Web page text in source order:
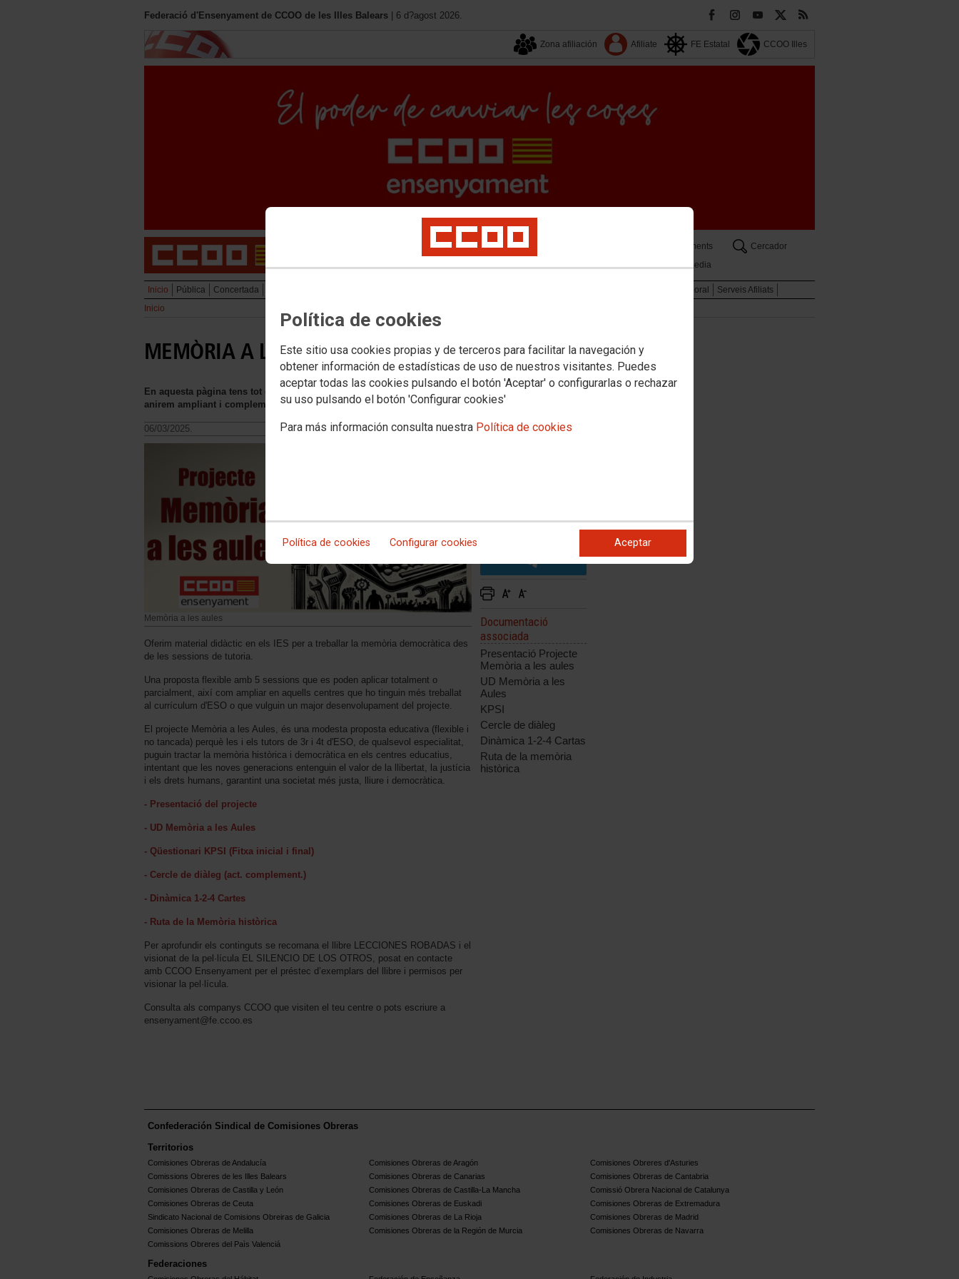
Política de cookies
Este sitio usa cookies propias y de terceros para facilitar la navegación y
obtener información de estadísticas de uso de nuestros visitantes. Puedes
aceptar todas las cookies pulsando el botón 'Aceptar' o configurarlas o rechazar
su uso pulsando el botón 'Configurar cookies'
Para más información consulta nuestra Política de cookies
Política de cookies Configurar cookies Aceptar
Federació d'Ensenyament de CCOO de les Illes Balears | 6 d?agost 2026.
Zona afiliación Afiliate FE Estatal CCOO Illes
Adreces Documents
Cercador
Multimedia
Inicio Pública Concertada Salut Laboral
Serveis Afiliats
Inicio
MEMÒRIA A LES AULES
En aquesta pàgina tens tot el material per la Unitat Didàctica Memoria a les Aules
, material que
anirem ampliant i complementant
06/03/2025.
Memòria a les aules
Oferim material didàctic en els IES per a treballar la memòria democràtica des
de les sessions de tutoria.
Una proposta flexible amb 5 sessions que es poden aplicar totalment o
parcialment, així com ampliar en aquells centres que ho tinguin més treballat
al currículum d'ESO o que vulguin un major desenvolupament del projecte.
El projecte Memòria a les Aules, és una modesta proposta educativa (flexible i
no tancada) perquè les i els tutors de 3r i 4t d'ESO, de qualsevol especialitat,
puguin tractar la memòria històrica i democràtica en els centres educatius,
intentant que les noves generacions entenguin el valor de la llibertat, la justícia
i els drets humans, garantint una societat més justa, lliure i democràtica.
- Presentació del projecte
- UD Memòria a les Aules
- Qüestionari KPSI (Fitxa inicial i final)
- Cercle de diàleg (act. complement.)
- Dinàmica 1-2-4 Cartes
- Ruta de la Memòria històrica
Per aprofundir els continguts se recomana el llibre LECCIONES ROBADAS i el
visionat de la pel·lícula EL SILENCIO DE LOS OTROS, posat en contacte
amb CCOO Ensenyament per el préstec d’exemplars del llibre i permisos per
visionar la pel·lícula.
Consulta als companys CCOO que visiten el teu centre o pots escriure a
ensenyament@fe.ccoo.es
Documentació
associada
Presentació Projecte
Memòria a les aules
UD Memòria a les
Aules
KPSI
Cercle de diàleg
Dinàmica 1-2-4 Cartas
Ruta de la memòria
històrica
Confederación Sindical de Comisiones Obreras
Territorios
Comisiones Obreras de Andalucía Comisiones Obreras de Aragón
Comisiones Obreres d'Asturies
Comissions Obreres de les Illes Balears
Comisiones Obreras de Canarias
Comisiones Obreras de Cantabria
Comisiones Obreras de Castilla y León
Comisiones Obreras de Castilla-La Mancha
Comissió Obrera Nacional de Catalunya
Comisiones Obreras de Ceuta
Comisiones Obreras de Euskadi
Comisiones Obreras de Extremadura
Sindicato Nacional de Comisions Obreiras de Galicia
Comisiones Obreras de La Rioja
Comisiones Obreras de Madrid
Comisiones Obreras de Melilla
Comisiones Obreras de la Región de Murcia
Comisiones Obreras de Navarra
Comissions Obreres del Paìs Valenciá
Federaciones